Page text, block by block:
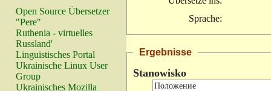
Open Source Übersetzer
"Pere"
Ruthenia - virtuelles
Russland'
Linguistisches Portal
Ukrainische Linux User
Group
Ukrainisches Mozilla
Sprache:
Ergebnisse
Stanowisko